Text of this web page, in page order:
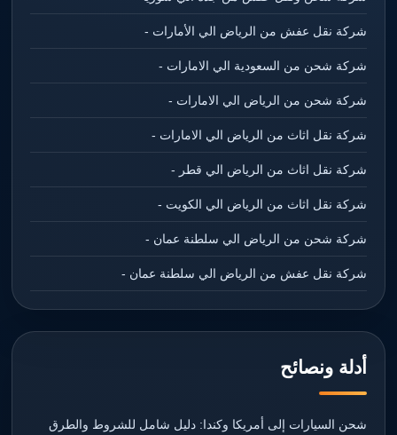
شركة نقل عفش من الرياض الي الأمارات -
شركة شحن من السعودية الي الامارات -
شركة شحن من الرياض الي الامارات -
شركة نقل اثاث من الرياض الي الامارات -
شركة نقل اثاث من الرياض الي قطر -
شركة نقل اثاث من الرياض الي الكويت -
شركة شحن من الرياض الي سلطنة عمان -
شركة نقل عفش من الرياض الي سلطنة عمان -
أدلة ونصائح
شحن السيارات إلى أمريكا وكندا: دليل شامل للشروط والطرق